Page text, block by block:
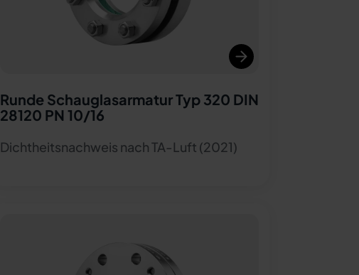
Runde Schauglasarmatur Typ 320 DIN
28120 PN 10/16
Dichtheitsnachweis nach TA-Luft (2021)